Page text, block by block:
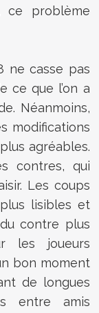
ce problème
ne casse pas
ce que l’on a
Néanmoins,
modifications
agréables.
contres, qui
Les coups
lisibles et
contre plus
les joueurs
bon moment
de longues
entre amis